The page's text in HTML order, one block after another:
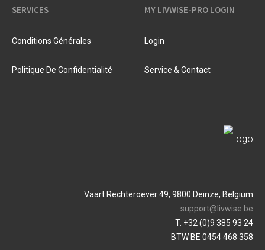
SERVICES
Conditions Générales
Politique De Confidentialité
MY LIVWISE-PRO LOGIN
Login
Service & Contact
Vaart Rechteroever 49, 9800 Deinze, Belgium
support@livwise.be
T. +32 (0)9 385 93 24
BTW BE 0454 468 358